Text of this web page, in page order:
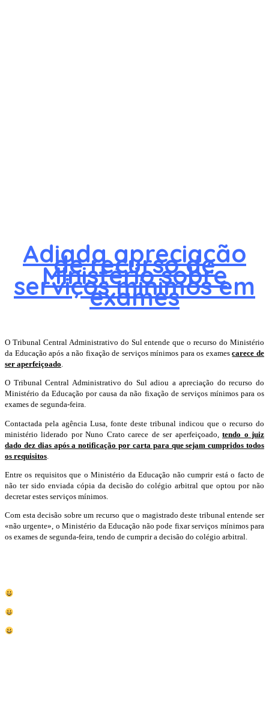
Adiada apreciação
de recurso de
Ministério sobre
serviços mínimos em
exames
O Tribunal Central Administrativo do Sul entende que o recurso do Ministério
da Educação após a não fixação de serviços mínimos para os examescarece de
ser aperfeiçoado.
O Tribunal Central Administrativo do Sul adiou a apreciação do recurso do
Ministério da Educação por causa da não fixação de serviços mínimos para os
exames de segunda-feira.
Contactada pela agência Lusa, fonte deste tribunal indicou que o recurso do
ministério liderado por Nuno Crato carece de ser aperfeiçoado,tendo o juiz
dado dez dias após a notificação por carta para que sejam cumpridos todos
os requisitos
Entre os requisitos que o Ministério da Educação não cumprir está o facto de
não ter sido enviada cópia da decisão do colégio arbitral que optou por não
decretar estes serviços mínimos.
Com esta decisão sobre um recurso que o magistrado deste tribunal entende ser
«não urgente», o Ministério da Educação não pode fixar serviços mínimos para
os exames de segunda-feira, tendo de cumprir a decisão do colégio arbitral.